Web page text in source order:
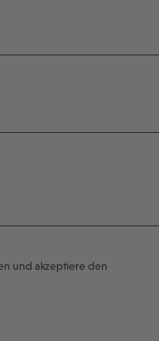
und akzeptiere den